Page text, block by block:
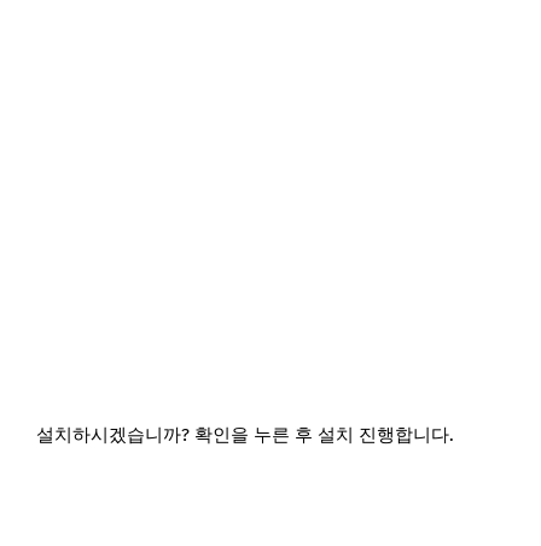
설치하시겠습니까? 확인을 누른 후 설치 진행합니다.